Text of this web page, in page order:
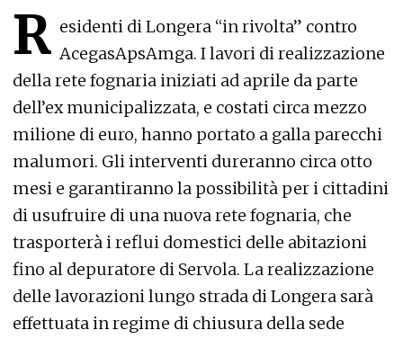
R esidenti di Longera “in rivolta” contro
AcegasApsAmga. I lavori di realizzazione
della rete fognaria iniziati ad aprile da parte
dell’ex municipalizzata, e costati circa mezzo
milione di euro, hanno portato a galla parecchi
malumori. Gli interventi dureranno circa otto
mesi e garantiranno la possibilità per i cittadini
di usufruire di una nuova rete fognaria, che
trasporterà i reflui domestici delle abitazioni
fino al depuratore di Servola. La realizzazione
delle lavorazioni lungo strada di Longera sarà
effettuata in regime di chiusura della sede